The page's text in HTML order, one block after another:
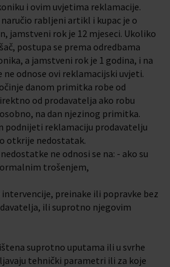
i ovim uvjetima reklamacije.
rabljeni artikl i kupac je o
jamstveni rok je 12 mjeseci. Ukoliko
postupa se prema odredbama
a jamstveni rok je 1 godina, i na
ne odnose ovi reklamacijski uvjeti.
danom primitka robe od
od prodavatelja ako robu
na dan njezinog primitka.
podnijeti reklamaciju prodavatelju
otkrije nedostatak.
ne odnosi se na: - ako su
trošenjem,
intervencije, preinake ili popravke bez
ili suprotno njegovim
suprotno uputama ili u svrhe
tehnički parametri ili za koje